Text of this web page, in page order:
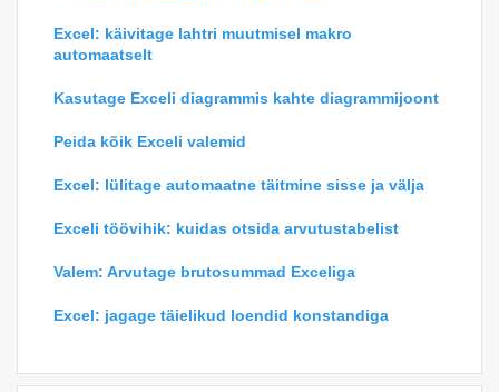
Excel: käivitage lahtri muutmisel makro
automaatselt
Kasutage Exceli diagrammis kahte diagrammijoont
Peida kõik Exceli valemid
Excel: lülitage automaatne täitmine sisse ja välja
Exceli töövihik: kuidas otsida arvutustabelist
Valem: Arvutage brutosummad Exceliga
Excel: jagage täielikud loendid konstandiga